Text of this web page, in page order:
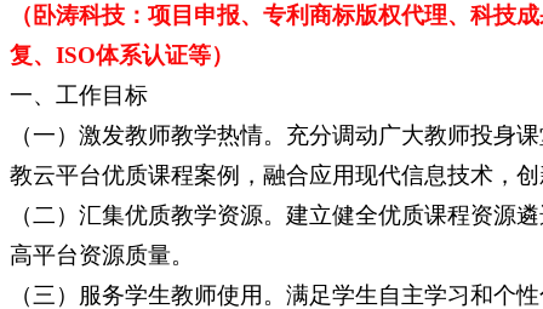
（卧涛科技：项目申报、专利商标版权代理、科技
复、ISO体系认证等）
一、工作目标
（一）激发教师教学热情。充分调动广大教师投身
教云平台优质课程案例，融合应用现代信息技术，
（二）汇集优质教学资源。建立健全优质课程资源
高平台资源质量。
（三）服务学生教师使用。满足学生自主学习和个